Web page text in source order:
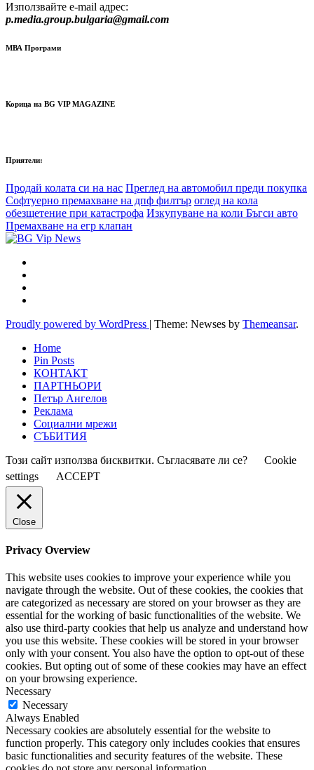
Използвайте e-mail адрес:
p.media.group.bulgaria@gmail.com
МВА Програми
Корица на BG VIP MAGAZINE
Приятели:
Продай колата си на нас Преглед на автомобил преди покупка
Софтуерно премахване на дпф филтър оглед на кола
обезщетение при катастрофа Изкупуване на коли Бъгси авто
Премахване на егр клапан
Proudly powered by WordPress | Theme: Newses by Themeansar.
Home
Pin Posts
КОНТАКТ
ПАРТНЬОРИ
Петър Ангелов
Реклама
Социални мрежи
СЪБИТИЯ
Този сайт използва бисквитки. Съгласявате ли се?
Cookie
settings
ACCEPT
Close
Privacy Overview
This website uses cookies to improve your experience while you
navigate through the website. Out of these cookies, the cookies that
are categorized as necessary are stored on your browser as they are
essential for the working of basic functionalities of the website. We
also use third-party cookies that help us analyze and understand how
you use this website. These cookies will be stored in your browser
only with your consent. You also have the option to opt-out of these
cookies. But opting out of some of these cookies may have an effect
on your browsing experience.
Necessary
Necessary
Always Enabled
Necessary cookies are absolutely essential for the website to
function properly. This category only includes cookies that ensures
basic functionalities and security features of the website. These